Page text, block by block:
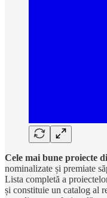
Cele mai bune proiecte
nominalizate și premiate
Lista completă a
și constituie un catalog al